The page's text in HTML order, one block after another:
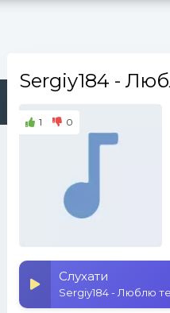
Sergiy184 -
1 0
Слухати
Sergiy184 - Люблю